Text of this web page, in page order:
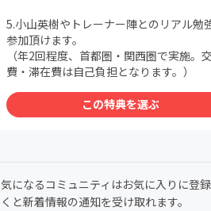
5.小山英樹やトレーナー陣とのリアル勉
参加頂けます。
（年2回程度、首都圏・関西圏で実施。
費・滞在費は自己負担となります。）
この特典を選ぶ
気になるコミュニティはお気に入りに登
くと新着情報の通知を受け取れます。